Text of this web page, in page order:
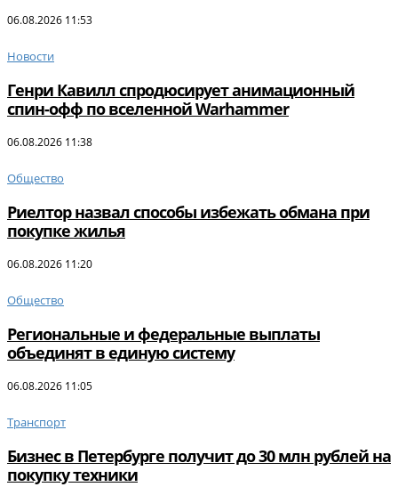
06.08.2026 11:53
Новости
Генри Кавилл спродюсирует анимационный
спин-офф по вселенной Warhammer
06.08.2026 11:38
Общество
Риелтор назвал способы избежать обмана при
покупке жилья
06.08.2026 11:20
Общество
Региональные и федеральные выплаты
объединят в единую систему
06.08.2026 11:05
Транспорт
Бизнес в Петербурге получит до 30 млн рублей на
покупку техники